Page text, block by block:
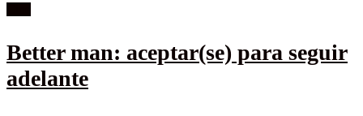
Better man: aceptar(se) para seguir
adelante